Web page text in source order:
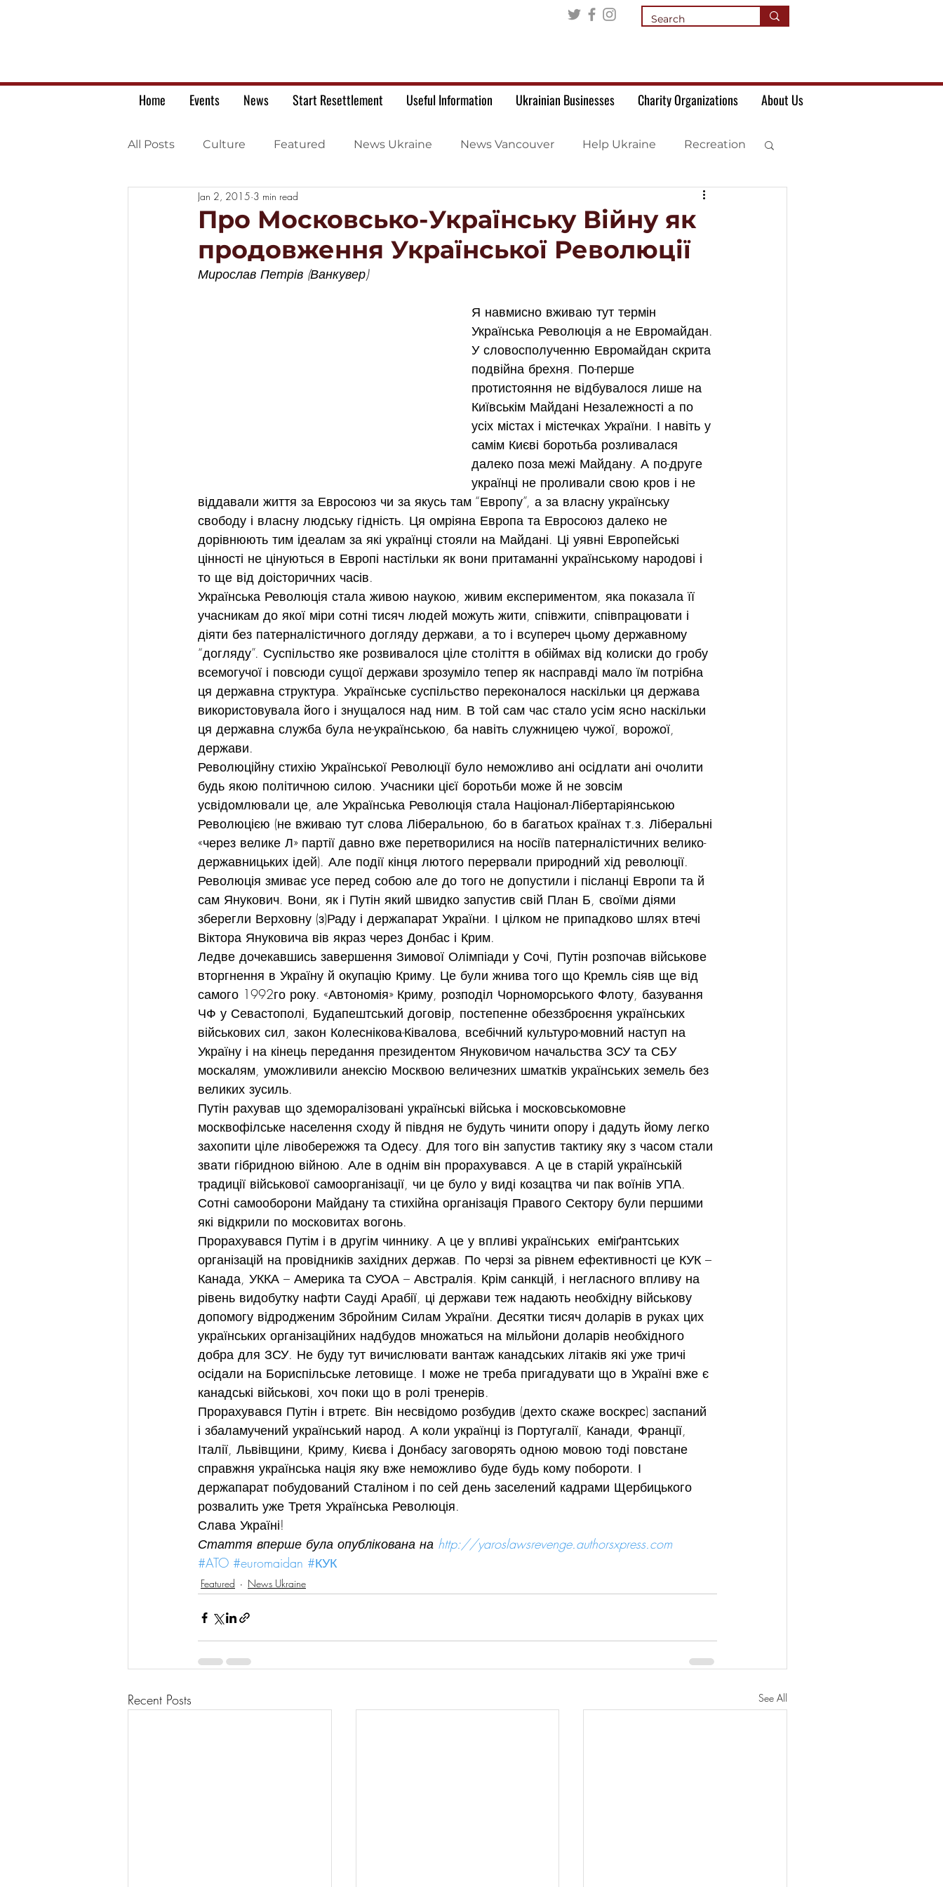
Home Events News Start Resettlement Useful Information Ukrainian Businesses Charity Organizations About Us
All Posts Culture Featured News Ukraine News Vancouver Help Ukraine Recreation
Ukrainian war letters
Про Московсько-Українську Війну як
продовження Української Революції
Jan 2, 2015 3 min read
Мирослав Петрів (Ванкувер)
Я навмисно вживаю тут термін
Українська Революція а не Евромайдан.
У словосполученню Евромайдан скрита
подвійна брехня. По-перше
протистояння не відбувалося лише на
Київськім Майдані Незалежності а по
усіх містах і містечках України. І навіть у
самім Києві боротьба розливалася
далеко поза межі Майдану. А по-друге
українці не проливали свою кров і не
віддавали життя за Евросоюз чи за якусь там “Европу”, а за власну українську
свободу і власну людську гідність. Ця омріяна Европа та Евросоюз далеко не
дорівнюють тим ідеалам за які українці стояли на Майдані. Ці уявні Европейські
цінності не цінуються в Европі настільки як вони притаманні українському народові і
то ще від доісторичних часів.
Українська Революція стала живою наукою, живим експериментом, яка показала її
учасникам до якої міри сотні тисяч людей можуть жити, співжити, співпрацювати і
діяти без патерналістичного догляду держави, а то і всупереч цьому державному
“догляду”. Суспільство яке розвивалося ціле століття в обіймах від колиски до гробу
всемогучої і повсюди сущої держави зрозуміло тепер як насправді мало їм потрібна
ця державна структура. Українське суспільство переконалося наскільки ця держава
використовувала його і знущалося над ним. В той сам час стало усім ясно наскільки
ця державна служба була не-українською, ба навіть служницею чужої, ворожої,
держави.
Революційну стихію Української Революції було неможливо ані осідлати ані очолити
будь якою політичною силою. Учасники цієї боротьби може й не зовсім
усвідомлювали це, але Українська Революція стала Націонал-Лібертаріянською
Революцією (не вживаю тут слова Ліберальною, бо в багатьох країнах т.з. Ліберальні
«через велике Л» партії давно вже перетворилися на носіїв патерналістичних велико-
державницьких ідей). Але події кінця лютого перервали природний хід революції.
Революція змиває усе перед собою але до того не допустили і післанці Европи та й
сам Янукович. Вони, як і Путін який швидко запустив свій План Б, своїми діями
зберегли Верховну (з)Раду і держапарат України. І цілком не припадково шлях втечі
Віктора Януковича вів якраз через Донбас і Крим.
Ледве дочекавшись завершення Зимової Олімпіади у Сочі, Путін розпочав військове
вторгнення в Україну й окупацію Криму. Це були жнива того що Кремль сіяв ще від
самого 1992го року. «Автономія» Криму, розподіл Чорноморського Флоту, базування
ЧФ у Севастополі, Будапештський договір, постепенне обеззброєння українських
військових сил, закон Колеснікова-Ківалова, всебічний культуро-мовний наступ на
Україну і на кінець передання президентом Януковичом начальства ЗСУ та СБУ
москалям, уможливили анексію Москвою величезних шматків українських земель без
великих зусиль.
Путін рахував що здеморалізовані українські війська і московськомовне
москвофілське населення сходу й півдня не будуть чинити опору і дадуть йому легко
захопити ціле лівобережжя та Одесу. Для того він запустив тактику яку з часом стали
звати гібридною війною. Але в однім він прорахувався. А це в старій українській
традиції військової самоорганізації, чи це було у виді козацтва чи пак воїнів УПА.
Сотні самооборони Майдану та стихійна організація Правого Сектору були першими
які відкрили по московитах вогонь.
Прорахувався Путім і в другім чиннику. А це у впливі українських  еміґрантських
організацій на провідників західних держав. По черзі за рівнем ефективності це КУК –
Канада, УККА – Америка та СУОА – Австралія. Крім санкцій, і негласного впливу на
рівень видобутку нафти Сауді Арабії, ці держави теж надають необхідну військову
допомогу відродженим Збройним Силам України. Десятки тисяч доларів в руках цих
українських організаційних надбудов множаться на мільйони доларів необхідного
добра для ЗСУ. Не буду тут вичислювати вантаж канадських літаків які уже тричі
осідали на Бориспільське летовище. І може не треба пригадувати що в Україні вже є
канадські військові, хоч поки що в ролі тренерів.
Прорахувався Путін і втретє. Він несвідомо розбудив (дехто скаже воскрес) заспаний
і збаламучений український народ. А коли українці із Португалії, Канади, Франції,
Італії, Львівщини, Криму, Києва і Донбасу заговорять одною мовою тоді повстане
справжня українська нація яку вже неможливо буде будь кому побороти. І
держапарат побудований Сталіном і по сей день заселений кадрами Щербицького
розвалить уже Третя Українська Революція.
Слава Україні!
Стаття вперше була опублікована на http://yaroslawsrevenge.authorsxpress.com
#ATO #euromaidan #КУК
Featured News Ukraine
Recent Posts See All